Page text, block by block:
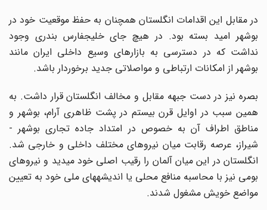
در مقابل این اقدامات انگلستان همچنان به حفظ موقعیت خود در
بوشهر امید بسته بود. در هیچ جای خلیجفارس بندری وجود
نداشت که در دسترسی به بازارهای وسیع داخلی ایران مانند
بوشهر از امکانات ارتباطی و مواصلاتی جدید برخوردار باشد.
بصره نیز در دست جبهه مقابل و مخالف انگلستان قرار داشت. به
همین سبب در اوایل قرن بیستم در پشت ظاهری آرام، بوشهر و
مناطق اطراف آن به خصوص در امتداد جاده تجاری بوشهر -
شیراز، عرصه رقابت میان نیروهای مختلف داخلی و خارجی شد.
انگلستان در این میان آلمان را رقیب اصلی خود میدید و نیروهای
بومی نیز با محاسبه منافع محلی یا اندیشههای ملی خود به تعیین
مواضع خویش مشغول شدند.